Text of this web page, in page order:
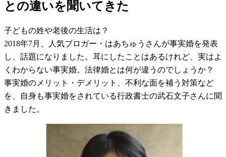
との違いを聞いてきた
子どもの姓や老後の生活は？
2018年7月、人気ブロガー・はあちゅうさんが事実婚を発表
し、話題になりました。耳にしたことはあるけれど、実はよ
くわからない事実婚。法律婚とは何が違うのでしょうか？
事実婚のメリット・デメリット、不利な面を補う対策など
を、自身も事実婚をされている行政書士の武石文子さんに聞
きました。